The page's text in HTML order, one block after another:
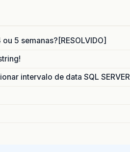
5 semanas?[RESOLVIDO]
intervalo de data SQL SERVER